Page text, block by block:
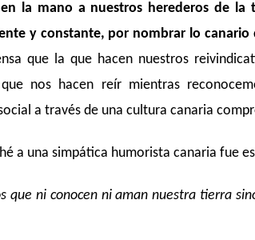
la mano a nuestros herederos de la
y constante, por nombrar lo canario
que la que hacen nuestros
nos hacen reír mientras
a través de una cultura canaria
a una simpática humorista canaria fue
que ni conocen ni aman nuestra tierra